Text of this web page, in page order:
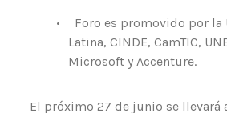
•
Foro es promovido por la
Latina, CINDE, CamTIC,
Microsoft y Accenture.
El próximo 27 de junio se llevará